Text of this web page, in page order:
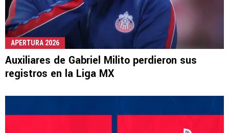
APERTURA 2026
Auxiliares de Gabriel Milito perdieron sus
registros en la Liga MX